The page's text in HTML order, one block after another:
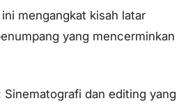
mengangkat kisah latar
yang mencerminkan
Sinematografi dan editing yang